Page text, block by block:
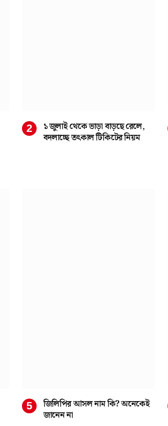
১ জুলাই থেকে ভাড়া বাড়ছে রেলে,
বদলাচ্ছে তৎকাল টিকিটের নিয়ম
জিলিপির আসল নাম কি? অনেকেই
জানেন না